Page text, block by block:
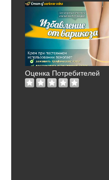
Оценка Потребителей